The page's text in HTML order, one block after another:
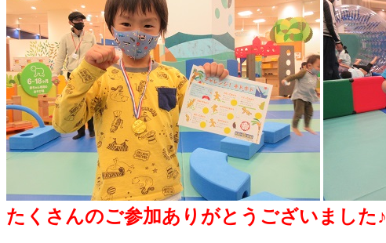
たくさんのご参加ありがとうございました♪